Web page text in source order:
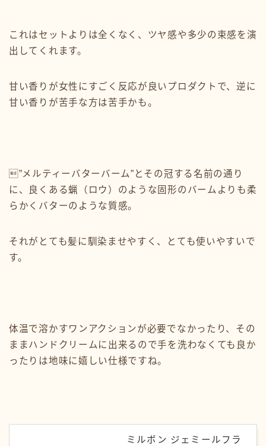
これはセットよりは全くなく、ツヤ感や多少の束感を演
出してくれます。
甘い香りが女性にすごく反応が良いプロダクトで、逆に
甘い香りが苦手な方は苦手かも。
”メルティーバターバーム”とその冠する名前の通り
に、良くある蝋（ロウ）のような固形のバームよりも柔
らかくバターのような質感。
それがとても髪に馴染ませやすく、とても使いやすいで
す。
体温で溶かすワンアクションが必要でなかったり、その
ままハンドクリームに出来るので手を洗わなくても良か
ったりは地味に嬉しい仕様ですね。
ミルボン ジェミールフラ